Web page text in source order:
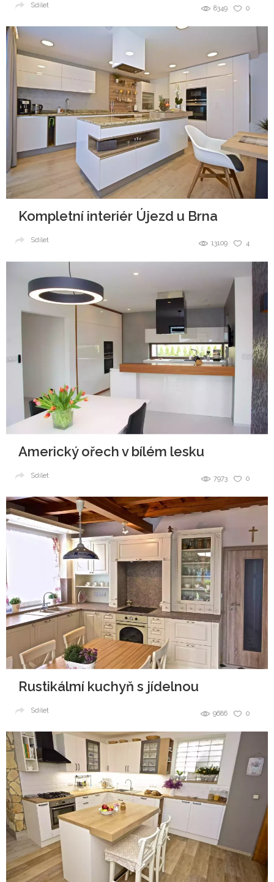
0
8349
Sdílet
Kompletní interiér Újezd u Brna
4
13109
Sdílet
Americký ořech v bílém lesku
0
7973
Sdílet
Rustikálmí kuchyň s jídelnou
0
9686
Sdílet